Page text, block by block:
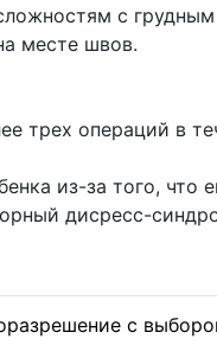
с
месте швов.
трех операций в
из-за того,
дисресс-
с